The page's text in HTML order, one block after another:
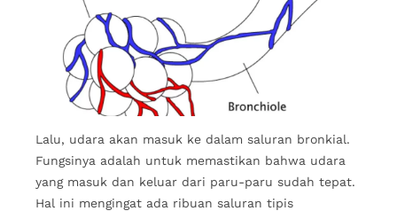
Lalu, udara akan masuk ke dalam saluran bronkial.
Fungsinya adalah untuk memastikan bahwa udara
yang masuk dan keluar dari paru-paru sudah tepat.
Hal ini mengingat ada ribuan saluran tipis